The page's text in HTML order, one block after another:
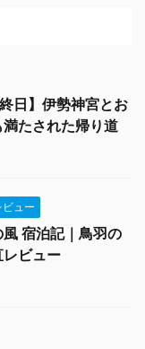
日】伊勢神宮とお
たされた帰り道
ビュー
宿泊記｜鳥羽の
ビュー